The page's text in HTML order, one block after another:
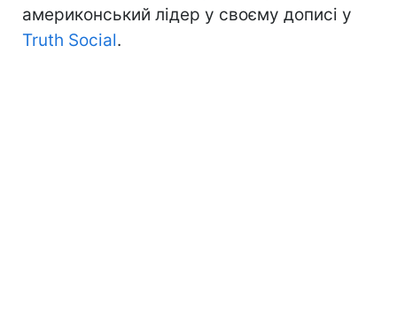
америконський лідер у своєму дописі у
Truth Social.